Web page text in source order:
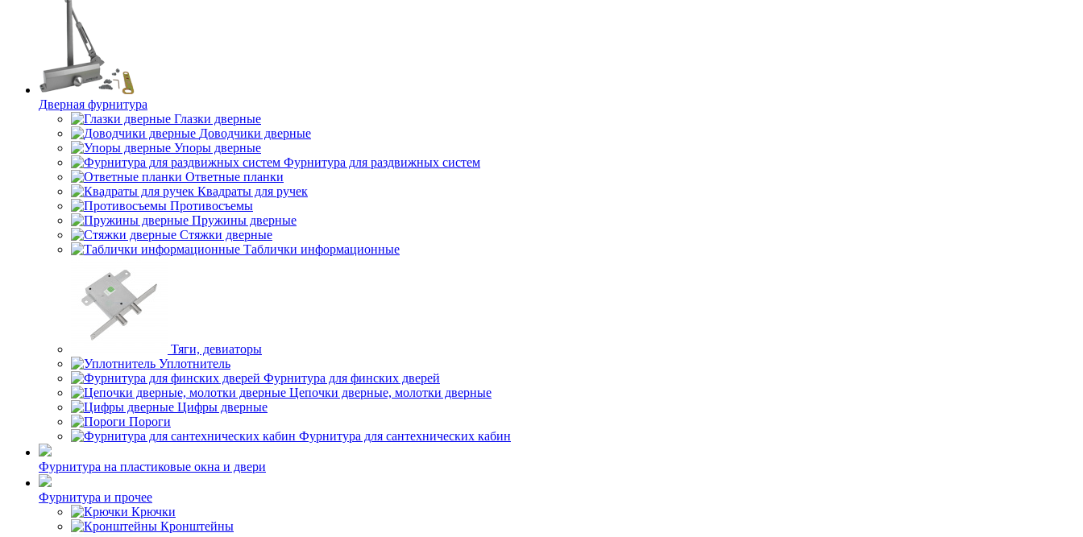
Дверная фурнитура
Глазки дверные
Доводчики дверные
Упоры дверные
Фурнитура для раздвижных систем
Ответные планки
Квадраты для ручек
Противосъемы
Пружины дверные
Стяжки дверные
Таблички информационные
Тяги, девиаторы
Уплотнитель
Фурнитура для финских дверей
Цепочки дверные, молотки дверные
Цифры дверные
Пороги
Фурнитура для сантехнических кабин
Фурнитура на пластиковые окна и двери
Фурнитура и прочее
Крючки
Кронштейны